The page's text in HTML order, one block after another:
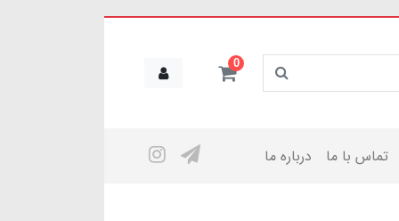
0
تماس با ما درباره ما